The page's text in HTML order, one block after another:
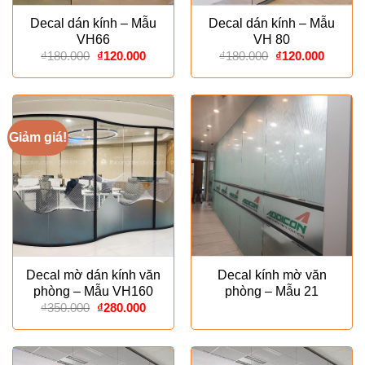
Decal dán kính – Mẫu
VH66
₫180.000 Giá
là:
₫180.000.
₫120.000Giá
tại
là:
₫120.000.
Decal dán kính – Mẫu
VH 80
₫180.000 Giá
là:
₫180.000.
₫120.000Giá
tại
là:
Giảm giá!
Decal mờ dán kính văn
phòng – Mẫu VH160
₫350.000 Giá
là:
₫350.000.
₫280.000Giá
tại
là:
₫280.000.
Decal kính mờ văn
phòng – Mẫu 21